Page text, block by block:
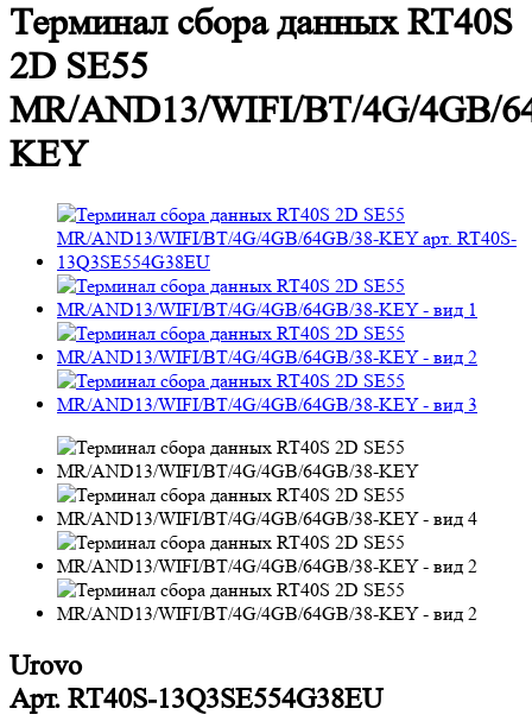
Терминал сбора данных RT40S
2D SE55
MR/AND13/WIFI/BT/4G/4GB/
KEY
Urovo
Арт. RT40S-13Q3SE554G38EU